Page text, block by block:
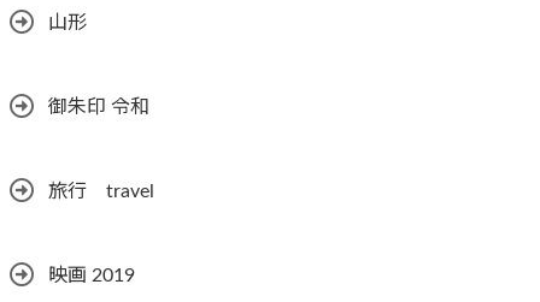
山形
御朱印 令和
旅行 travel
映画 2019